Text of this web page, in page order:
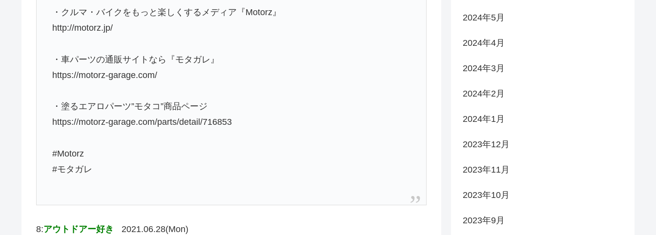
・クルマ・バイクをもっと楽しくするメディア『Motorz』
http://motorz.jp/
・車パーツの通販サイトなら『モタガレ』
https://motorz-garage.com/
・塗るエアロパーツ”モタコ”商品ページ
https://motorz-garage.com/parts/detail/716853
#Motorz
#モタガレ
8:アウトドアー好き 2021.06.28(Mon)
2024年5月
2024年4月
2024年3月
2024年2月
2024年1月
2023年12月
2023年11月
2023年10月
2023年9月